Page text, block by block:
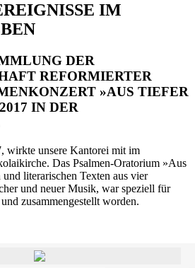
IM
DER
REFORMIERTER
»AUS TIEFER
IN DER
wirkte unsere Kantorei mit im
Das Psalmen-Oratorium »Aus
literarischen Texten aus vier
und neuer Musik, war speziell für
zusammengestellt worden.